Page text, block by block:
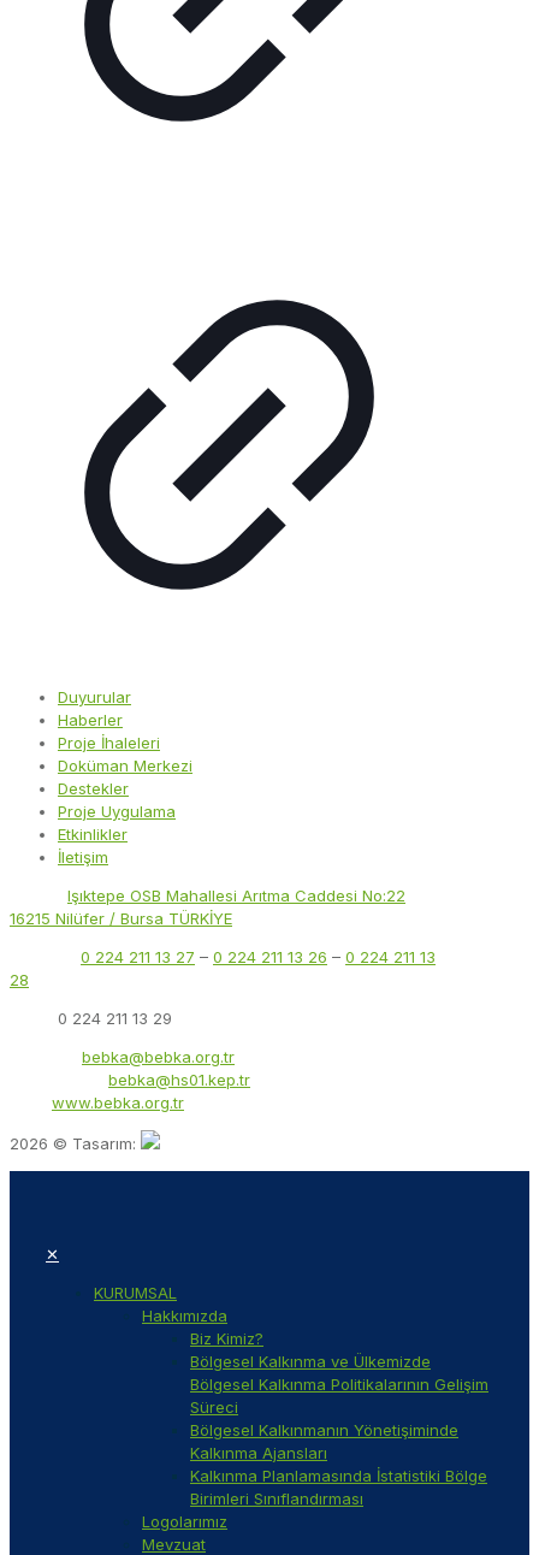
Duyurular
Haberler
Proje İhaleleri
Doküman Merkezi
Destekler
Proje Uygulama
Etkinlikler
İletişim
Işıktepe OSB Mahallesi Arıtma Caddesi No:22
16215 Nilüfer / Bursa TÜRKİYE
0 224 211 13 27 – 0 224 211 13 26 – 0 224 211 13
28
0 224 211 13 29
bebka@bebka.org.tr
bebka@hs01.kep.tr
www.bebka.org.tr
2026 © Tasarım:
✕
KURUMSAL
Hakkımızda
Biz Kimiz?
Bölgesel Kalkınma ve Ülkemizde
Bölgesel Kalkınma Politikalarının Gelişim
Süreci
Bölgesel Kalkınmanın Yönetişiminde
Kalkınma Ajansları
Kalkınma Planlamasında İstatistiki Bölge
Birimleri Sınıflandırması
Logolarımız
Mevzuat